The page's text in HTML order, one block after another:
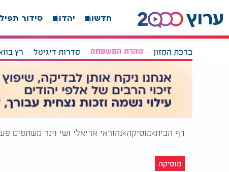
חדשות יהדות סידור
ברכת המזון טהרת המשפחה סדרות דיגיטל רץ
דף הבית מוסיקה נהוראי אריאלי ושי וינר משתפים
מוסיקה